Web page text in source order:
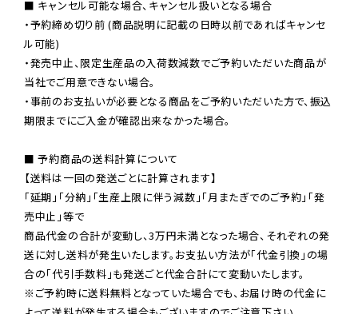
■ キャンセル可能な場合、キャンセル扱いとなる場合
・予約締め切り前 (商品説明に記載の日時以前であればキャンセ
ル可能)
・発売中止、限定生産品の入荷数減数でご予約いただいた商品が
当社でご用意できない場合。
・事前のお支払いが必要となる商品をご予約いただいた方で、振込
期限までにご入金が確認出来なかった場合。
■ 予約商品の送料計算について
【送料は一回の発送ごとに計算されます】
「延期」「分納」「生産上限に伴う減数」「月またぎでのご予約」「発
売中止」等で
商品代金の合計が変動し、3万円未満となった場合、それぞれの発
送に対し送料が発生いたします。お支払い方法が「代金引換」の場
※ご予約時に送料無料となっていた場合でも、お届け時の代金に